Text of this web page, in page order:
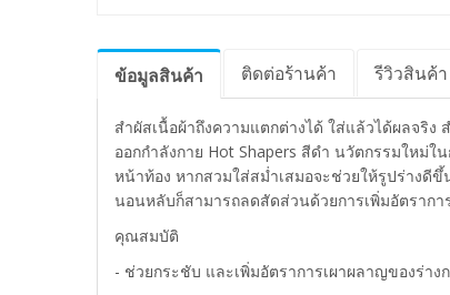
ข้อมูลสินค้า ติดต่อร้านค้า รีวิวสินค้า
สำผัสเนื้อผ้าถึงความแตกต่างได้ ใส่แล้วได้ผลจริง
ออกกำลังกาย Hot Shapers สีดำ นวัตกรรมใหม่
หน้าท้อง หากสวมใส่สม่ำเสมอจะช่วยให้รูปร่างดี
นอนหลับก็สามารถลดสัดส่วนด้วยการเพิ่มอัตราก
คุณสมบัติ
- ช่วยกระชับ และเพิ่มอัตราการเผาผลาญของร่าง